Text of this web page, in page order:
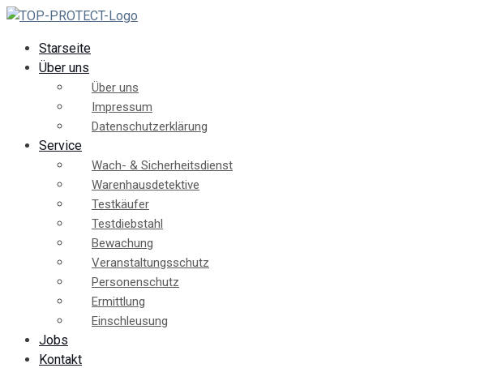
Starseite
Über uns
Über uns
Impressum
Datenschutzerklärung
Service
Wach- & Sicherheitsdienst
Warenhausdetektive
Testkäufer
Testdiebstahl
Bewachung
Veranstaltungsschutz
Personenschutz
Ermittlung
Einschleusung
Jobs
Kontakt